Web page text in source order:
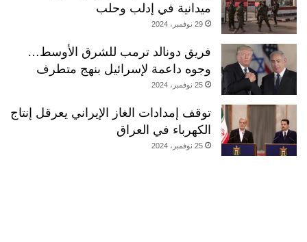
ميدانية في إدلب وحلب
29 نوفمبر، 2024
فريق دونالد ترمب للشرق الأوسط…
وجوه داعمة لإسرائيل بنهج متطرف
25 نوفمبر، 2024
توقف إمدادات الغاز الإيراني يعرقل إنتاج
الكهرباء في العراق
25 نوفمبر، 2024